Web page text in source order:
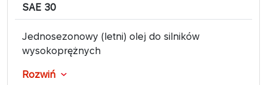
SAE 30
Jednosezonowy (letni) olej do silników
wysokoprężnych
Rozwiń